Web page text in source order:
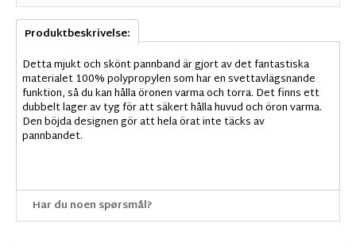
Produktbeskrivelse:
Detta mjukt och skönt pannband är gjort av det fantastiska
materialet 100% polypropylen som har en svettavlägsnande
funktion, så du kan hålla öronen varma och torra. Det finns ett
dubbelt lager av tyg för att säkert hålla huvud och öron varma.
Den böjda designen gör att hela örat inte täcks av
pannbandet.
Har du noen spørsmål?